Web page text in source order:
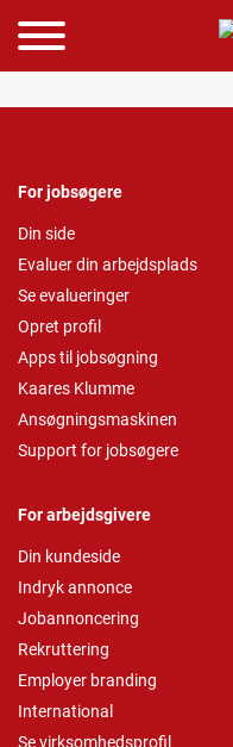
For jobsøgere
Din side
Evaluer din arbejdsplads
Se evalueringer
Opret profil
Apps til jobsøgning
Kaares Klumme
Ansøgningsmaskinen
Support for jobsøgere
For arbejdsgivere
Din kundeside
Indryk annonce
Jobannoncering
Rekruttering
Employer branding
International
Se virksomhedsprofil